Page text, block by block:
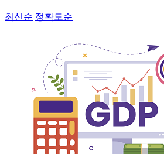
최신순 정확도순